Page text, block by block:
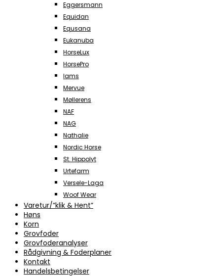
Eggersmann
Equidan
Equsana
Eukanuba
HorseLux
HorsePro
Iams
Mervue
Møllerens
NAF
NAG
Nathalie
Nordic Horse
St. Hippolyt
Urtefarm
Versele-Laga
Woof Wear
Varetur/”klik & Hent”
Høns
Korn
Grovfoder
Grovfoderanalyser
Rådgivning & Foderplaner
Kontakt
Handelsbetingelser